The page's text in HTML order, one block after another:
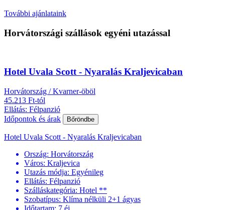
További ajánlataink
Horvátországi szállások egyéni utazással
Hotel Uvala Scott - Nyaralás Kraljevicaban
Horvátország / Kvarner-öböl
45.213 Ft-tól
Ellátás: Félpanzió
Időpontok és árak
Bőröndbe
Hotel Uvala Scott - Nyaralás Kraljevicaban
Ország: Horvátország
Város: Kraljevica
Utazás módja: Egyénileg
Ellátás: Félpanzió
Szálláskategória: Hotel **
Szobatípus: Klíma nélküli 2+1 ágyas
Időtartam: 7 éj